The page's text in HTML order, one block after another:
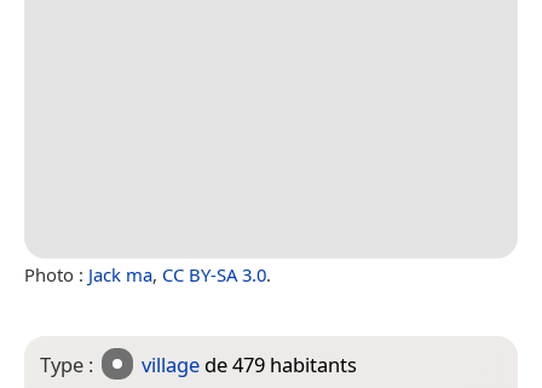
Photo : Jack ma, CC BY-SA 3.0.
Type : village de 479 habitants